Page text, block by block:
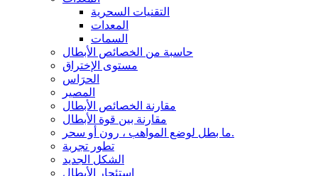
التقنيات السحرية
المعدات
السمات
حاسبة من الخصائص الأبطال
مستوى الإختراق
الحرَاس
المصير
مقارنة الخصائص الأبطال
مقارنة بين قوة الأبطال
ما بطل لوضع المواهب ، رون أو سحر.
تطور تجربة
الشكل الجديد
إستئجار الأبطال